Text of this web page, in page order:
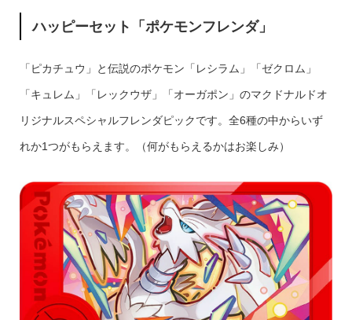
ハッピーセット「ポケモンフレンダ」
「ピカチュウ」と伝説のポケモン「レシラム」「ゼクロム」
「キュレム」「レックウザ」「オーガポン」のマクドナルドオ
リジナルスペシャルフレンダピックです。全6種の中からいず
れか1つがもらえます。（何がもらえるかはお楽しみ）